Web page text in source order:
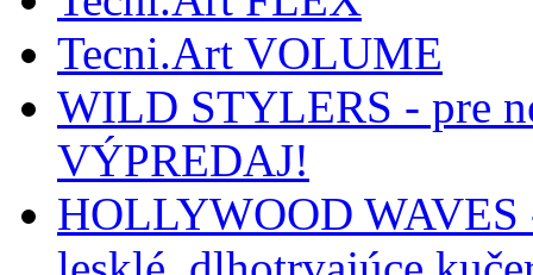
Tecni.Art VOLUME
WILD STYLERS - pre
VÝPREDAJ!
HOLLYWOOD WAVES